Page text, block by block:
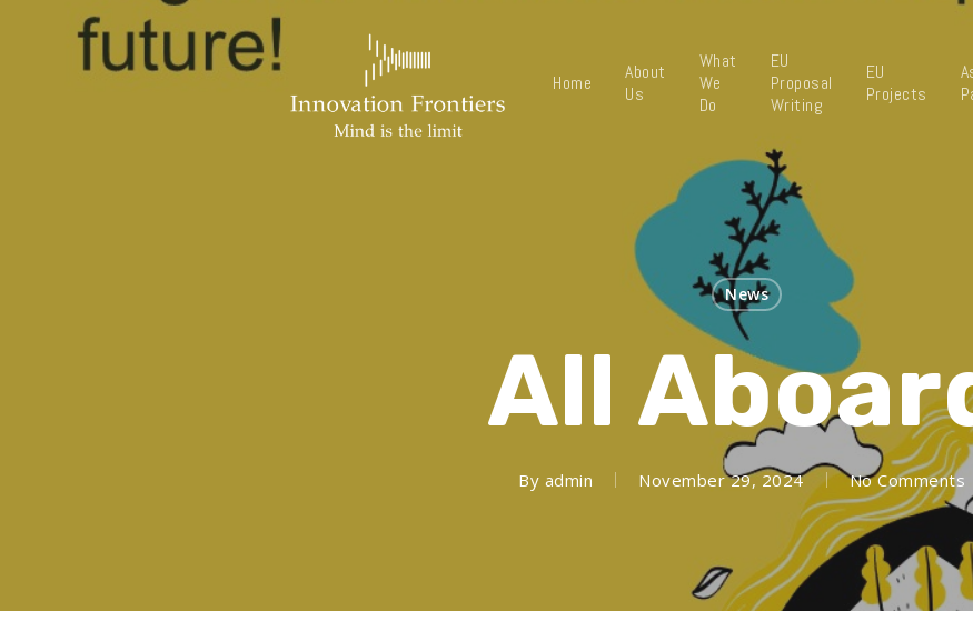
Home
About
Us
What
We
Do
EU
Proposal
Writing
EU
Projects
News
All
By admin November 29, 2024 No Comments